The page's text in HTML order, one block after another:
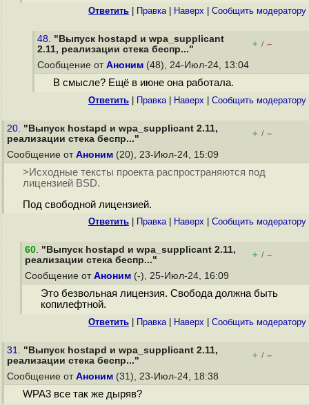
Ответить Правка| Наверх Cообщить модератору
48. "Выпуск hostapd и wpa_supplicant
2.11, реализации стека беспр..."
+ / –
Сообщение от Аноним (48), 24-Июл-24, 13:04
В смысле? Ещё в июне она работала.
Ответить Правка| Наверх Cообщить модератору
20. "Выпуск hostapd и wpa_supplicant 2.11,
реализации стека беспр..."
+ / –
Сообщение от Аноним (20), 23-Июл-24, 15:09
>Исходные тексты проекта распространяются под
лицензией BSD.
Под свободной лицензией.
Ответить Правка| Наверх Cообщить модератору
60. "Выпуск hostapd и wpa_supplicant 2.11,
реализации стека беспр..."
+ / –
Сообщение от Аноним (-), 25-Июл-24, 16:09
Это безвольная лицензия. Свобода должна быть
копилефтной.
Ответить Правка| Наверх Cообщить модератору
31. "Выпуск hostapd и wpa_supplicant 2.11,
реализации стека беспр..."
+ / –
Сообщение от Аноним (31), 23-Июл-24, 18:38
WPA3 все так же дыряв?